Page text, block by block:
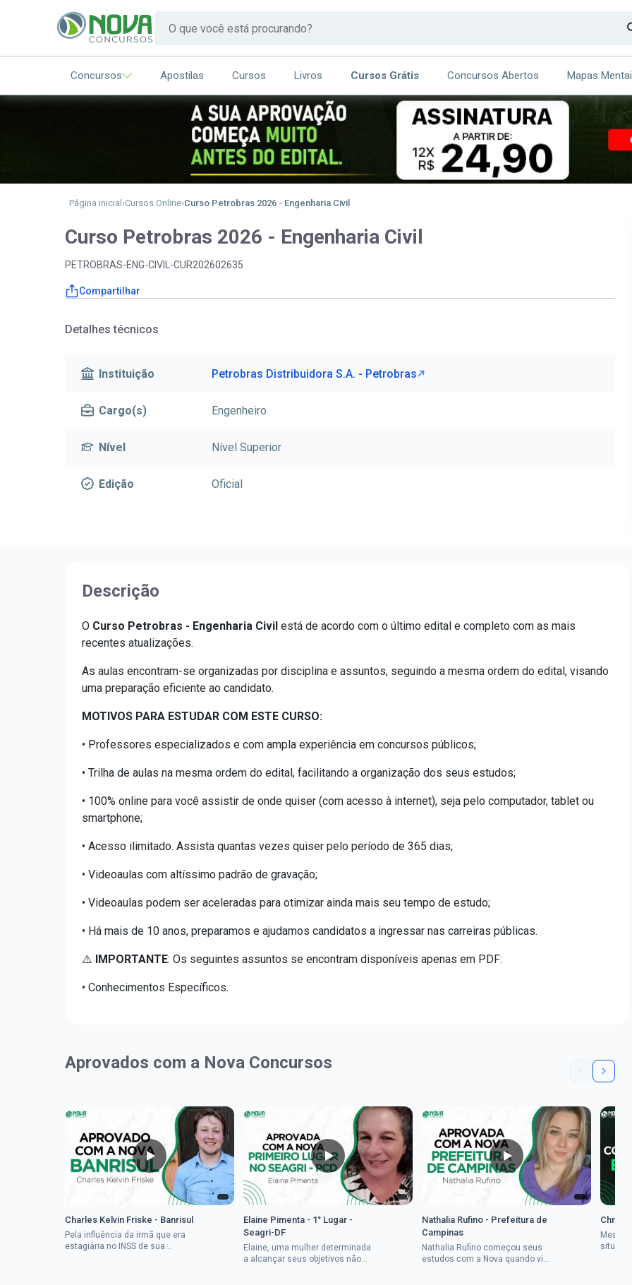
Concursos Apostilas Cursos Livros Cursos Grátis Concursos Abertos Mapas
Página inicial Cursos Online Curso Petrobras 2026 - Engenharia Civil
Curso Petrobras 2026 - Engenharia Civil
PETROBRAS-ENG-CIVIL-CUR202602635
Compartilhar
Detalhes técnicos
Instituição Petrobras Distribuidora S.A. - Petrobras
Cargo(s) Engenheiro
Nível Nível Superior
Edição Oficial
Descrição
O Curso Petrobras - Engenharia Civil está de acordo com o último edital e completo com as mais
recentes atualizações.
As aulas encontram-se organizadas por disciplina e assuntos, seguindo a mesma ordem do edital, visando
uma preparação eficiente ao candidato.
MOTIVOS PARA ESTUDAR COM ESTE CURSO:
• Professores especializados e com ampla experiência em concursos públicos;
• Trilha de aulas na mesma ordem do edital, facilitando a organização dos seus estudos;
• 100% online para você assistir de onde quiser (com acesso à internet), seja pelo computador, tablet ou
smartphone;
• Acesso ilimitado. Assista quantas vezes quiser pelo período de 365 dias;
• Videoaulas com altíssimo padrão de gravação;
• Videoaulas podem ser aceleradas para otimizar ainda mais seu tempo de estudo;
• Há mais de 10 anos, preparamos e ajudamos candidatos a ingressar nas carreiras públicas.
⚠️ IMPORTANTE: Os seguintes assuntos se encontram disponíveis apenas em PDF:
• Conhecimentos Específicos.
Aprovados com a Nova Concursos
Charles Kelvin Friske - Banrisul
Pela influência da irmã que era
estagiária no INSS de sua
Elaine Pimenta - 1° Lugar -
Seagri-DF
Elaine, uma mulher determinada
a alcançar seus objetivos não
Nathalia Rufino - Prefeitura de
Campinas
Nathalia Rufino começou seus
estudos com a Nova quando viu
Mesmo